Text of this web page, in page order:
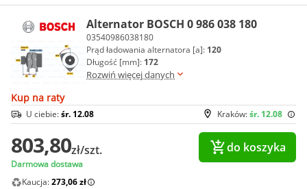
Alternator BOSCH 0 986 038 180
03540986038180
Prąd ładowania alternatora [a]: 120
Długość [mm]: 172
Rozwiń więcej danych
Kup na raty
Kraków:śr. 12.08
U ciebie:śr. 12.08
803,80zł/szt.
Darmowa dostawa
do koszyka
Kaucja:273,06 zł